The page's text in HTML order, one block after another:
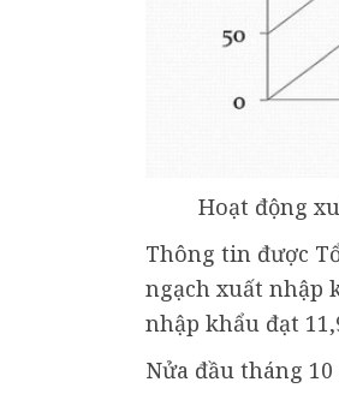
Hoạt động
Thông tin được
ngạch xuất nhập
nhập khẩu đạt
Nửa đầu tháng